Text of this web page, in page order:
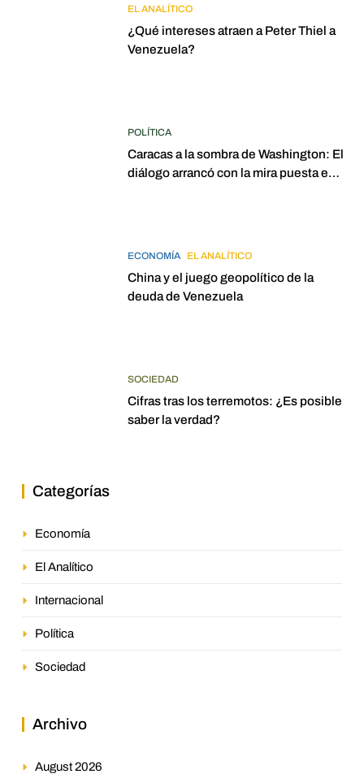
EL ANALÍTICO
¿Qué intereses atraen a Peter Thiel a
Venezuela?
POLÍTICA
Caracas a la sombra de Washington: El
diálogo arrancó con la mira puesta en
ECONOMÍA EL ANALÍTICO
China y el juego geopolítico de la
deuda de Venezuela
SOCIEDAD
Cifras tras los terremotos: ¿Es posible
saber la verdad?
Categorías
Economía
El Analítico
Internacional
Política
Sociedad
Archivo
August 2026